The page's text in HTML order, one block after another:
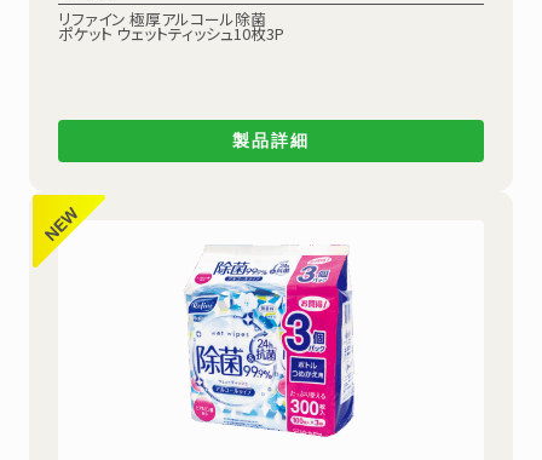
リファイン 極厚アルコール除菌
ポケット ウェットティッシュ10枚3P
製品詳細